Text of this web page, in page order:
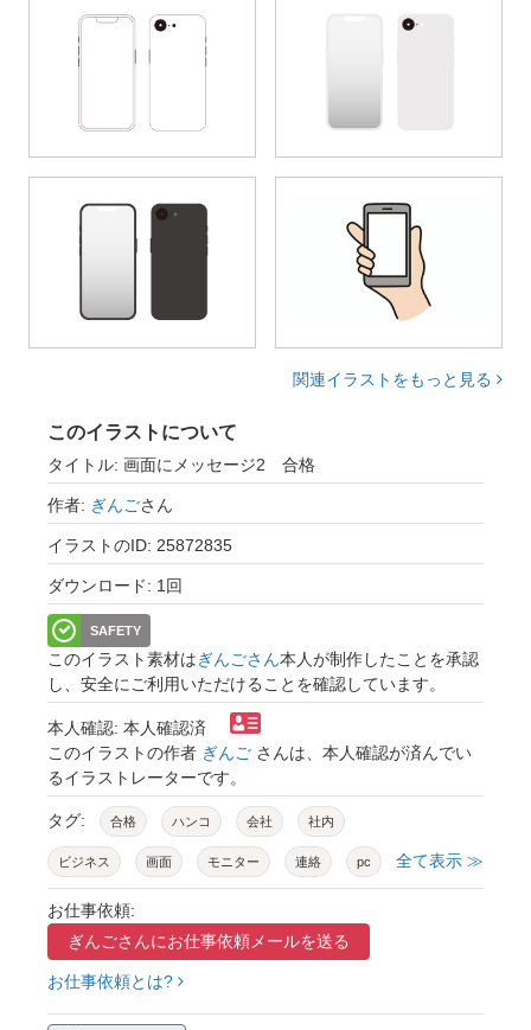
関連イラストをもっと見る
このイラストについて
タイトル: 画面にメッセージ2 合格
作者: ぎんごさん
イラストのID: 25872835
ダウンロード: 1回
SAFETY
このイラスト素材はぎんごさん本人が制作したことを承認
し、安全にご利用いただけることを確認しています。
本人確認: 本人確認済
このイラストの作者 ぎんご さんは、本人確認が済んでい
るイラストレーターです。
タグ: 合格 ハンコ 会社 社内
ビジネス 画面 モニター 連絡 pc
スマホ
全て表示 ≫
お仕事依頼:
ぎんごさんにお仕事依頼メールを送る
お仕事依頼とは?